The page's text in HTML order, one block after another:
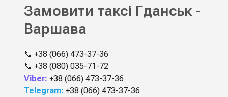
Замовити таксі Гданськ -
Варшава
📞 +38 (066) 473-37-36
📞 +38 (080) 035-71-72
Viber: +38 (066) 473-37-36
Telegram: +38 (066) 473-37-36